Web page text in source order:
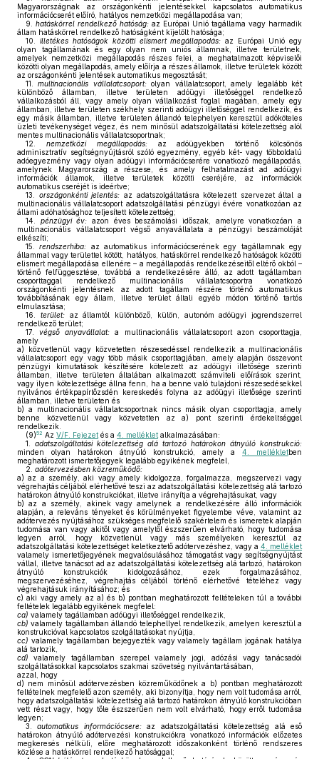
Magyarországnak az országonkénti jelentésekkel kapcsolatos automatikus
információcserét előíró, hatályos nemzetközi megállapodása van;
9.
hatáskörrel rendelkező hatóság: az Európai Unió tagállama vagy harmadik
állam hatáskörrel rendelkező hatóságként kijelölt hatósága;
10.
illetékes hatóságok közötti elismert megállapodás: az Európai Unió egy
olyan tagállamának és egy olyan nem uniós államnak, illetve területnek,
amelyek nemzetközi megállapodás részes felei, a meghatalmazott képviselői
közötti olyan megállapodás, amely előírja a részes államok, illetve területek között
az országonkénti jelentések automatikus megosztását;
11.
multinacionális vállalatcsoport:olyan vállalatcsoport, amely legalább két
különböző államban, illetve területen adóügyi illetőséggel rendelkező
vállalkozásból áll, vagy amely olyan vállalkozást foglal magában, amely egy
államban, illetve területen székhely szerinti adóügyi illetőséggel rendelkezik, és
egy másik államban, illetve területen állandó telephelyen keresztül adóköteles
üzleti tevékenységet végez, és nem minősül adatszolgáltatási kötelezettség alól
mentes multinacionális vállalatcsoportnak;
12.
nemzetközi megállapodás:az adóügyekben történő kölcsönös
adminisztratív segítségnyújtásról szóló egyezmény, egyéb két- vagy többoldalú
adóegyezmény vagy olyan adóügyi információcserére vonatkozó megállapodás,
amelynek Magyarország a részese, és amely felhatalmazást ad adóügyi
információk államok, illetve területek közötti cseréjére, az információk
automatikus cseréjét is ideértve;
13.
országonkénti jelentés: az adatszolgáltatásra kötelezett szervezet által a
multinacionális vállalatcsoport adatszolgáltatási pénzügyi évére vonatkozóan az
állami adóhatósághoz teljesített kötelezettség;
14.
pénzügyi év: azon éves beszámolási időszak, amelyre vonatkozóan a
multinacionális vállalatcsoport végső anyavállalata a pénzügyi beszámolóját
elkészíti;
15.
rendszerhiba: az automatikus információcserének egy tagállamnak egy
állammal vagy területtel kötött, hatályos, hatáskörrel rendelkező hatóságok közötti
elismert megállapodása ellenére – a megállapodás rendelkezéseitől eltérő okból –
történő felfüggesztése, továbbá a rendelkezésére álló, az adott tagállamban
csoporttaggal rendelkező multinacionális vállalatcsoportra vonatkozó
országonkénti jelentésnek az adott tagállam részére történő automatikus
továbbításának egy állam, illetve terület általi egyéb módon történő tartós
elmulasztása;
16.
terület:az államtól különböző, külön, autonóm adóügyi jogrendszerrel
rendelkező terület;
17.
végső anyavállalat: a multinacionális vállalatcsoport azon csoporttagja,
amely
a) közvetlenül vagy közvetetten részesedéssel rendelkezik a multinacionális
vállalatcsoport egy vagy több másik csoporttagjában, amely alapján összevont
pénzügyi kimutatások készítésére kötelezett az adóügyi illetősége szerinti
államban, illetve területen általában alkalmazott számviteli előírások szerint,
vagy ilyen kötelezettsége állna fenn, ha a benne való tulajdoni részesedésekkel
nyilvános értékpapírtőzsdén kereskedés folyna az adóügyi illetősége szerinti
államban, illetve területen és
b) a multinacionális vállalatcsoportnak nincs másik olyan csoporttagja, amely
benne közvetlenül vagy közvetetten az a) pont szerinti érdekeltséggel
rendelkezik.
(9)52 Az V/F. Fejezet és a 4. melléklet alkalmazásában:
1.
adatszolgáltatási kötelezettség alá tartozó határokon átnyúló konstrukció:
minden olyan határokon átnyúló konstrukció, amely a 4. mellékletben
meghatározott ismertetőjegyek legalább egyikének megfelel,
2. adótervezésben közreműködő:
a) az a személy, aki vagy amely kidolgozza, forgalmazza, megszervezi vagy
végrehajtás céljából elérhetővé teszi az adatszolgáltatási kötelezettség alá tartozó
határokon átnyúló konstrukciókat, illetve irányítja a végrehajtásukat, vagy
b) az a személy, akinek vagy amelynek a rendelkezésére álló információk
alapján, a releváns tényeket és körülményeket figyelembe véve, valamint az
adótervezés nyújtásához szükséges megfelelő szakértelem és ismeretek alapján
tudomása van vagy akitől vagy amelytől észszerűen elvárható, hogy tudomása
legyen arról, hogy közvetlenül vagy más személyeken keresztül az
adatszolgáltatási kötelezettséget keletkeztető adótervezéshez, vagy a 4. melléklet
valamely ismertetőjegyének megvalósulásához támogatást vagy segítségnyújtást
vállal, illetve tanácsot ad az adatszolgáltatási kötelezettség alá tartozó, határokon
átnyúló konstrukciók kidolgozásához, ezek forgalmazásához,
megszervezéséhez, végrehajtás céljából történő elérhetővé tételéhez vagy
végrehajtásuk irányításához; és
c) aki vagy amely az a) és b) pontban meghatározott feltételeken túl a további
feltételek legalább egyikének megfelel:
ca) valamely tagállamban adóügyi illetőséggel rendelkezik,
cb) valamely tagállamban állandó telephellyel rendelkezik, amelyen keresztül a
konstrukcióval kapcsolatos szolgáltatásokat nyújtja,
cc) valamely tagállamban bejegyezték vagy valamely tagállam jogának hatálya
alá tartozik,
cd) valamely tagállamban szerepel valamely jogi, adózási vagy tanácsadói
szolgáltatásokkal kapcsolatos szakmai szövetség nyilvántartásában,
azzal, hogy
d) nem minősül adótervezésben közreműködőnek a b) pontban meghatározott
feltételnek megfelelő azon személy, aki bizonyítja, hogy nem volt tudomása arról,
hogy adatszolgáltatási kötelezettség alá tartozó határokon átnyúló konstrukcióban
vett részt vagy, hogy tőle észszerűen nem volt elvárható, hogy erről tudomása
legyen;
3.
automatikus információcsere:az adatszolgáltatási kötelezettség alá eső
határokon átnyúló adótervezési konstrukciókra vonatkozó információk előzetes
megkeresés nélküli, előre meghatározott időszakonként történő rendszeres
közlése a hatáskörrel rendelkező hatósággal;